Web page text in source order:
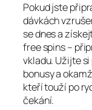
Pokud jste
dávkách
se dnes a
free spins –
vkladu. Užijte
bonusy a
kteří touží po
čekání.